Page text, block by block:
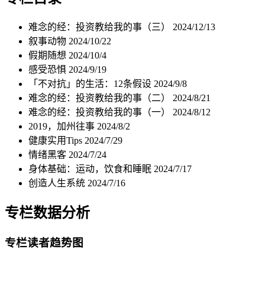
难念的经：投资教给我的事（三） 2024/12/13
叙事动物 2024/10/22
假期随想 2024/10/4
感受恐惧 2024/9/19
「不对抗」的生活：12条假设 2024/9/8
难念的经：投资教给我的事（二） 2024/8/21
难念的经：投资教给我的事（一） 2024/8/12
2019，加州往事 2024/8/2
健康实用Tips 2024/7/29
情绪黑客 2024/7/24
身体基础：运动，饮食和睡眠 2024/7/17
创造人生系统 2024/7/16
专栏数据分析
专栏读者趋势图